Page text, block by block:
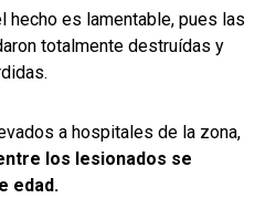
hecho es lamentable, pues las
totalmente destruídas y
a hospitales de la zona,
los lesionados se
edad.